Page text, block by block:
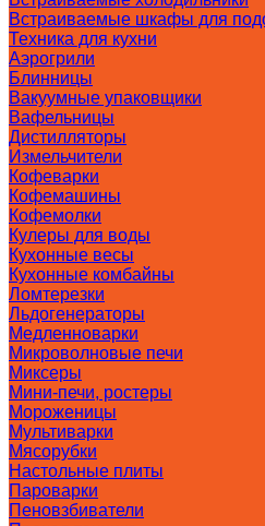
Встраиваемые шкафы для
Техника для кухни
Аэрогрили
Блинницы
Вакуумные упаковщики
Вафельницы
Дистилляторы
Измельчители
Кофеварки
Кофемашины
Кофемолки
Кулеры для воды
Кухонные весы
Кухонные комбайны
Ломтерезки
Льдогенераторы
Медленноварки
Микроволновые печи
Миксеры
Мини-печи, ростеры
Мороженицы
Мультиварки
Мясорубки
Настольные плиты
Пароварки
Пеновзбиватели